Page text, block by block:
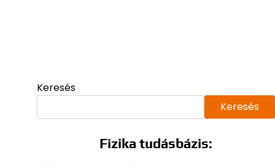
Keresés
Keresés
Fizika tudásbázis: